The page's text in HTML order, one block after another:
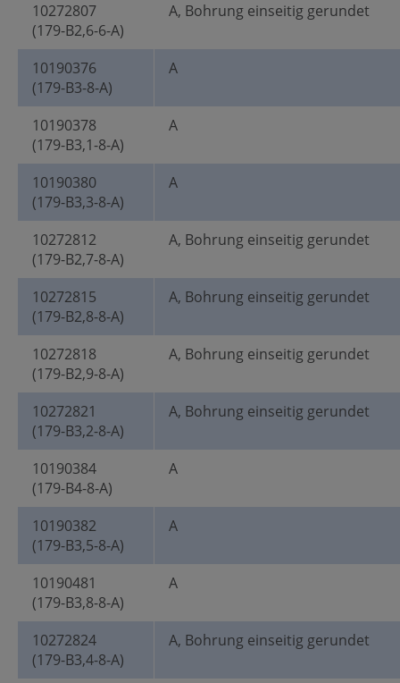
10272807
(179-B2,6-6-A)
A, Bohrung einseitig gerundet
10190376
(179-B3-8-A)
A
10190378
(179-B3,1-8-A)
A
10190380
(179-B3,3-8-A)
A
10272812
(179-B2,7-8-A)
A, Bohrung einseitig gerundet
10272815
(179-B2,8-8-A)
A, Bohrung einseitig gerundet
10272818
(179-B2,9-8-A)
A, Bohrung einseitig gerundet
10272821
(179-B3,2-8-A)
A, Bohrung einseitig gerundet
10190384
(179-B4-8-A)
A
10190382
(179-B3,5-8-A)
A
10190481
(179-B3,8-8-A)
A
10272824
(179-B3,4-8-A)
A, Bohrung einseitig gerundet